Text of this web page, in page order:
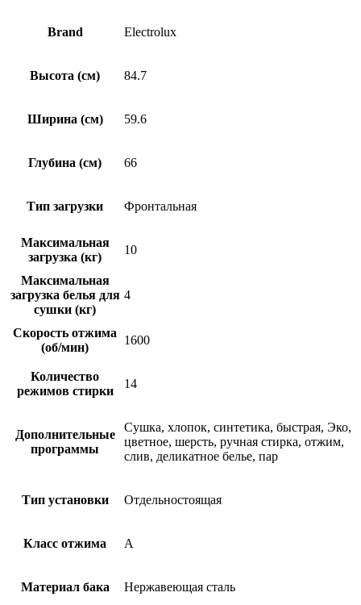
Brand Electrolux
Высота (см) 84.7
Ширина (см) 59.6
Глубина (см) 66
Тип загрузки Фронтальная
Максимальная
загрузка (кг)
10
Максимальная
загрузка белья для
сушки (кг)
4
Скорость отжима
(об/мин)
1600
Количество
режимов стирки
14
Дополнительные
программы
Сушка, хлопок, синтетика, быстрая, Эко,
цветное, шерсть, ручная стирка, отжим,
слив, деликатное белье, пар
Тип установки Отдельностоящая
Класс отжима A
Материал бака Нержавеющая сталь